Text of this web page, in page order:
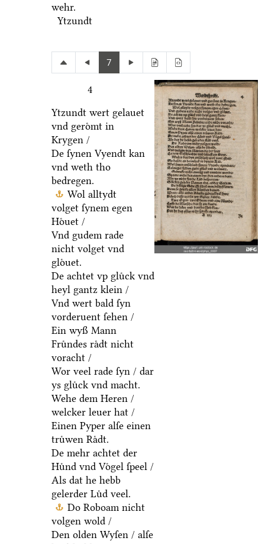
wehr.
Ytzundt
7
4
Ytzundt wert gelauet
vnd geroͤmt in
Krygen /
De ſynen Vyendt kan
vnd weth tho
bedregen.
Wol alltydt
volget ſynem egen
Hoͤuet /
Vnd gudem rade
nicht volget vnd
gloͤuet.
De achtet vp gluͤck vnd
heyl gantz klein /
Vnd wert bald ſyn
vorderuent ſehen /
Ein wyß Mann
Fruͤndes raͤdt nicht
voracht /
Wor veel rade ſyn / dar
ys gluͤck vnd macht.
Wehe dem Heren /
welcker leuer hat /
Einen Pyper alſe einen
truͤwen Raͤdt.
De mehr achtet der
Huͤnd vnd Voͤgel ſpeel /
Als dat he hebb
gelerder Luͤd veel.
Do Roboam nicht
volgen wold /
Den olden Wyſen / alſe